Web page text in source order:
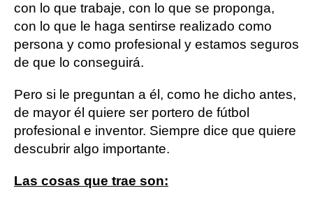
con lo que trabaje, con lo que se proponga,
con lo que le haga sentirse realizado como
persona y como profesional y estamos seguros
de que lo conseguirá.
Pero si le preguntan a él, como he dicho antes,
de mayor él quiere ser portero de fútbol
profesional e inventor. Siempre dice que quiere
descubrir algo importante.
Las cosas que trae son: